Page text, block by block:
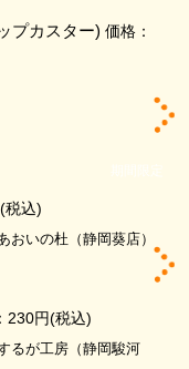
プカスター) 価格：
(税込)
おいの杜（静岡葵店）
230円(税込)
るが工房（静岡駿河